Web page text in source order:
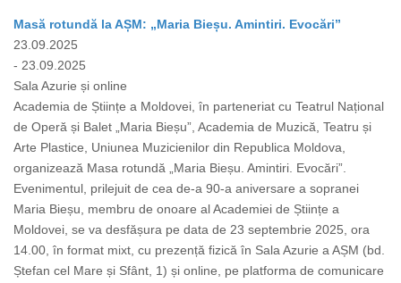
Masă rotundă la AȘM: „Maria Bieșu. Amintiri. Evocări”
23.09.2025
- 23.09.2025
Sala Azurie și online
Academia de Științe a Moldovei, în parteneriat cu Teatrul Național
de Operă și Balet „Maria Bieșu”, Academia de Muzică, Teatru și
Arte Plastice, Uniunea Muzicienilor din Republica Moldova,
organizează Masa rotundă „Maria Bieșu. Amintiri. Evocări”.
Evenimentul, prilejuit de cea de-a 90-a aniversare a sopranei
Maria Bieșu, membru de onoare al Academiei de Științe a
Moldovei, se va desfășura pe data de 23 septembrie 2025, ora
14.00, în format mixt, cu prezență fizică în Sala Azurie a AȘM (bd.
Ștefan cel Mare și Sfânt, 1) și online, pe platforma de comunicare